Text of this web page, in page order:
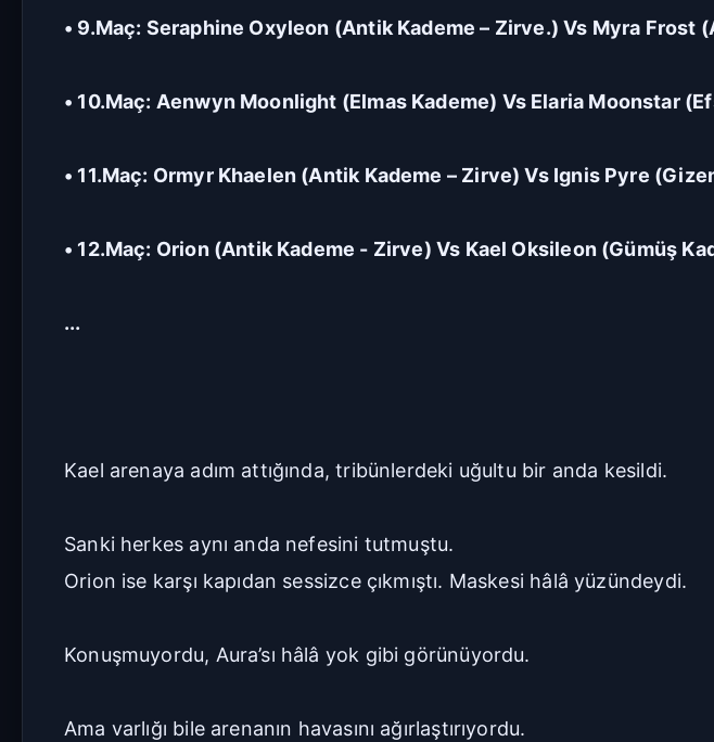
• 9.Maç: Seraphine Oxyleon (Antik Kademe – Zirve.) Vs Myra
• 10.Maç: Aenwyn Moonlight (Elmas Kademe) Vs Elaria Moonstar
• 11.Maç: Ormyr Khaelen (Antik Kademe – Zirve) Vs Ignis Pyre
• 12.Maç: Orion (Antik Kademe - Zirve) Vs Kael Oksileon (Gümüş
...
Kael arenaya adım attığında, tribünlerdeki uğultu bir anda kesildi.
Sanki herkes aynı anda nefesini tutmuştu.
Orion ise karşı kapıdan sessizce çıkmıştı. Maskesi hâlâ yüzündeydi.
Konuşmuyordu, Aura’sı hâlâ yok gibi görünüyordu.
Ama varlığı bile arenanın havasını ağırlaştırıyordu.